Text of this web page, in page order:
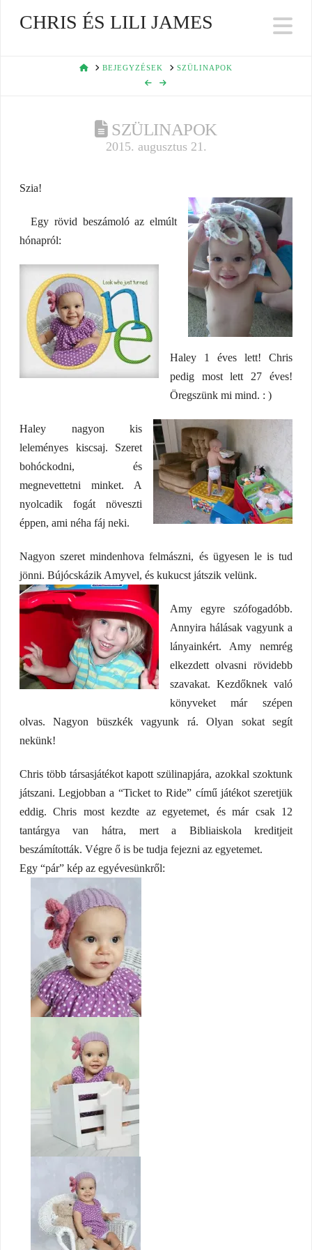
CHRIS ÉS LILI JAMES
HOMEBEJEGYZÉSEK SZÜLINAPOK
SZÜLINAPOK
2015. augusztus 21.
Szia!
Egy rövid beszámoló az elmúlt
hónapról:
Haley 1 éves lett! Chris
pedig most lett 27 éves!
Öregszünk mi mind. : )
Haley nagyon kis
leleményes kiscsaj. Szeret
bohóckodni, és
megnevettetni minket. A
nyolcadik fogát növeszti
éppen, ami néha fáj neki.
Nagyon szeret mindenhova felmászni, és ügyesen le is tud
jönni. Bújócskázik Amyvel, és kukucst játszik velünk.
Amy egyre szófogadóbb.
Annyira hálásak vagyunk a
lányainkért. Amy nemrég
elkezdett olvasni rövidebb
szavakat. Kezdőknek való
könyveket már szépen
olvas. Nagyon büszkék vagyunk rá. Olyan sokat segít
nekünk!
Chris több társasjátékot kapott szülinapjára, azokkal szoktunk
játszani. Legjobban a “Ticket to Ride” című játékot szeretjük
eddig. Chris most kezdte az egyetemet, és már csak 12
tantárgya van hátra, mert a Bibliaiskola kreditjeit
beszámították. Végre ő is be tudja fejezni az egyetemet.
Egy “pár” kép az egyévesünkről: